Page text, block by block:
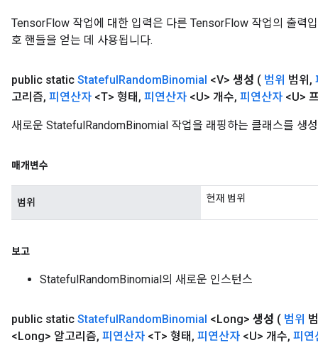
TensorFlow 작업에 대한 입력은 다른 TensorFlow 작업의 출력
호 핸들을 얻는 데 사용됩니다.
public static StatefulRandomBinomial <V> 생성 ( 범위 범위 ,
고리즘, 피연산자 <T> 형태 , 피연산자 <U> 개수, 피연산자 <U>
새로운 StatefulRandomBinomial 작업을 래핑하는 클래스를 생
매개변수
범위 현재 범위
보고
StatefulRandomBinomial의 새로운 인스턴스
public static StatefulRandomBinomial <Long> 생성 ( 범위
<Long> 알고리즘, 피연산자 <T> 형태 , 피연산자 <U> 개수, 피연